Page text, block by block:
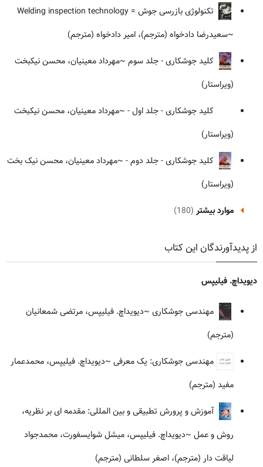
تکنولوژی بازرسی جوش = Welding inspection technology
~سعیدرضا دادخواه (مترجم)، امیر دادخواه (مترجم)
کلید جوشکاری - جلد سوم ~مهرداد معینیان، محسن نیکبخت
(ویراستار)
کلید جوشکاری - جلد اول - ~مهرداد معینیان، محسن نیکبخت
(ویراستار)
کلید جوشکاری - جلد دوم - ~مهرداد معینیان، محسن نیک بخت
(ویراستار)
موارد بیشتر (180)
از پدیدآورندگان این کتاب
دیویداچ. فیلیپس
مهندسی جوشکاری ~دیویداچ. فیلیپس، مرتضی شمعانیان
(مترجم)
مهندسی جوشکاری: یک معرفی ~دیویداچ. فیلیپس، محمدعمار
مفید (مترجم)
آموزش و پرورش تطبیقی و بین المللی: مقدمه ای بر نظریه،
روش و عمل ~دیویداچ. فیلیپس، میشل شوایسفورت، محمدجواد
لیاقت دار (مترجم)، اصغر سلطانی (مترجم)